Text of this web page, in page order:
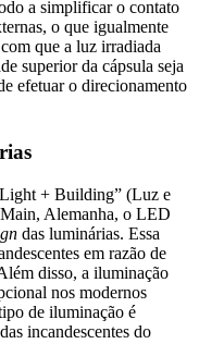
a simplificar o contato
o que igualmente
que a luz irradiada
superior da cápsula seja
efetuar o direcionamento
+ Building” (Luz e
Alemanha, o LED
das luminárias. Essa
em razão de
disso, a iluminação
nos modernos
de iluminação é
incandescentes do